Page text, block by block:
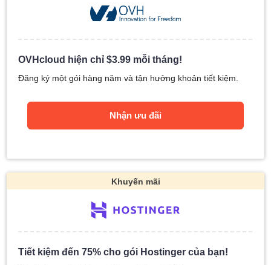
OVHcloud hiện chỉ$3.99 mỗi tháng!
Đăng ký một gói hàng năm và tận hưởng khoản tiết kiệm.
Nhận ưu đãi
Khuyến mãi
Tiết kiệm đến 75% cho gói Hostinger của bạn!